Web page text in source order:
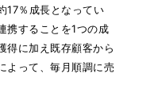
17％成長となってい
携することを1つの成
得に加え既存顧客から
よって、毎月順調に売